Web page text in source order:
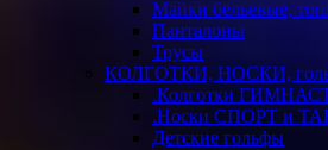
Майки бельевые,
Панталоны
Трусы
КОЛГОТКИ, НОСКИ,
.Колготки
.Носки СПОРТ и
Детские гольфы